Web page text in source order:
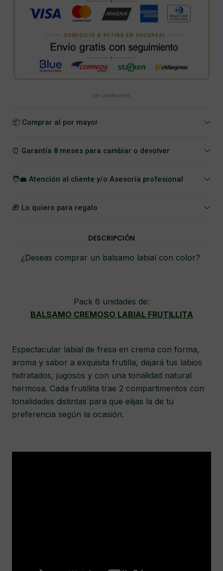
Ver condiciones
📦 Comprar al por mayor
⏰ Garantía 8 meses para cambiar o devolver
🧑‍💼 Atención al cliente y/o Asesoría profesional
🎁 Lo quiero para regalo
DESCRIPCIÓN
¿Deseas comprar un balsamo labial con color?
Pack 6 unidades de:
BALSAMO CREMOSO LABIAL FRUTILLITA
Espectacular labial de fresa en crema con forma,
aroma y sabor a exquisita frutilla, dejará tus labios
hidratados, jugosos y con una tonalidad natural
hermosa. Cada frutillita trae 2 compartimentos con
tonalidades distintas para que elijas la de tu
preferencia según la ocasión.